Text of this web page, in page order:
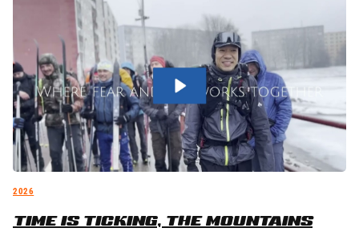
2026
TIME IS TICKING, THE MOUNTAINS